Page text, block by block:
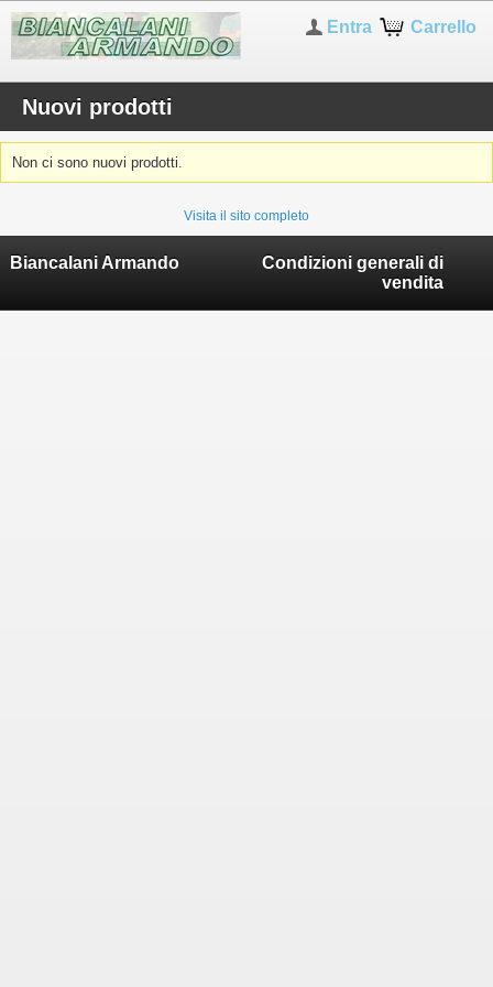
Carrello
Entra
Nuovi prodotti
Non ci sono nuovi prodotti.
Visita il sito completo
Biancalani Armando
Condizioni generali di
vendita